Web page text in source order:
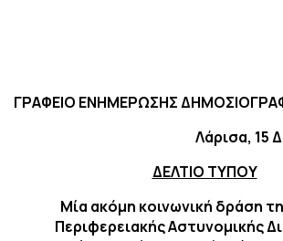
ΓΡΑΦΕΙΟ ΕΝΗΜΕΡΩΣΗΣ
Λάρισα, 15
ΔΕΛΤΙΟ ΤΥΠΟΥ
Μία ακόμη κοινωνική δράση
Περιφερειακής Αστυνομικής